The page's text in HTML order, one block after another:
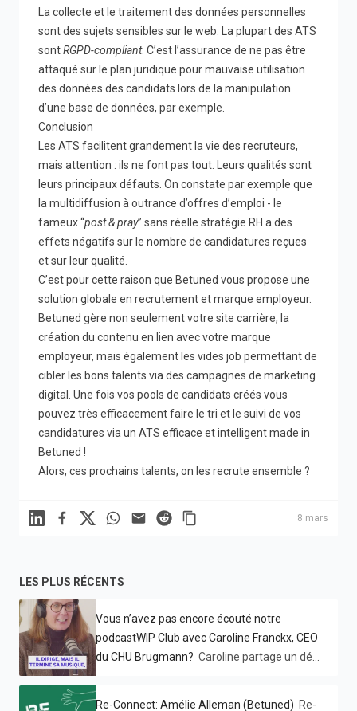
La collecte et le traitement des données personnelles
sont des sujets sensibles sur le web. La plupart des ATS
sontRGPD-compliant. C’est l’assurance de ne pas être
attaqué sur le plan juridique pour mauvaise utilisation
des données des candidats lors de la manipulation
d’une base de données, par exemple.
Conclusion
Les ATS facilitent grandement la vie des recruteurs,
mais attention : ils ne font pas tout. Leurs qualités sont
leurs principaux défauts. On constate par exemple que
la multidiffusion à outrance d’offres d’emploi - le
fameux “post & pray” sans réelle stratégie RH a des
effets négatifs sur le nombre de candidatures reçues
et sur leur qualité.
C’est pour cette raison que Betuned vous propose une
solution globale en recrutement et marque employeur.
Betuned gère non seulement votre site carrière, la
création du contenu en lien avec votre marque
employeur, mais également les vides job permettant de
cibler les bons talents via des campagnes de marketing
digital. Une fois vos pools de candidats créés vous
pouvez très efficacement faire le tri et le suivi de vos
candidatures via un ATS efficace et intelligent made in
Betuned !
Alors, ces prochains talents, on les recrute ensemble ?
LinkedinFacebook
X WhatsApp
Mail Reddit 8 mars
LES PLUS RÉCENTS
Vous n’avez pas encore écouté notre
podcastWIP Club avec Caroline Franckx, CEO
du CHU Brugmann? Caroline partage un défi
Re-Connect: Amélie Alleman (Betuned) Re-